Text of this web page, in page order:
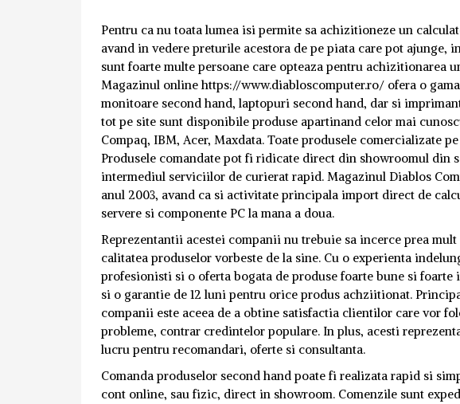
Pentru ca nu toata lumea isi permite sa achizitioneze un
avand in vedere preturile acestora de pe piata care pot ajunge,
sunt foarte multe persoane care opteaza pentru achizitionarea
Magazinul online https://www.diabloscomputer.ro/ ofera o
monitoare second hand, laptopuri second hand, dar si
tot pe site sunt disponibile produse apartinand celor mai
Compaq, IBM, Acer, Maxdata. Toate produsele comercializate
Produsele comandate pot fi ridicate direct din showroomul din
intermediul serviciilor de curierat rapid. Magazinul Diablos
anul 2003, avand ca si activitate principala import direct de
servere si componente PC la mana a doua.
Reprezentantii acestei companii nu trebuie sa incerce prea
calitatea produselor vorbeste de la sine. Cu o experienta
profesionisti si o oferta bogata de produse foarte bune si
si o garantie de 12 luni pentru orice produs achziitionat.
companii este aceea de a obtine satisfactia clientilor care vor
probleme, contrar credintelor populare. In plus, acesti
lucru pentru recomandari, oferte si consultanta.
Comanda produselor second hand poate fi realizata rapid si
cont online, sau fizic, direct in showroom. Comenzile sunt